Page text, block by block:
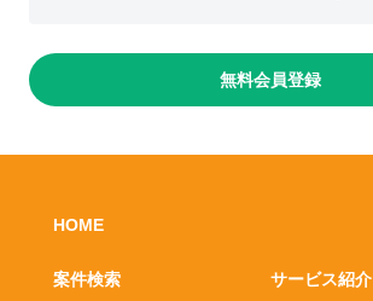
無料会員登録
HOME
案件検索 サービス紹介